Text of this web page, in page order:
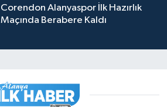
Corendon Alanyaspor İlk Hazırlık
Maçında Berabere Kaldı